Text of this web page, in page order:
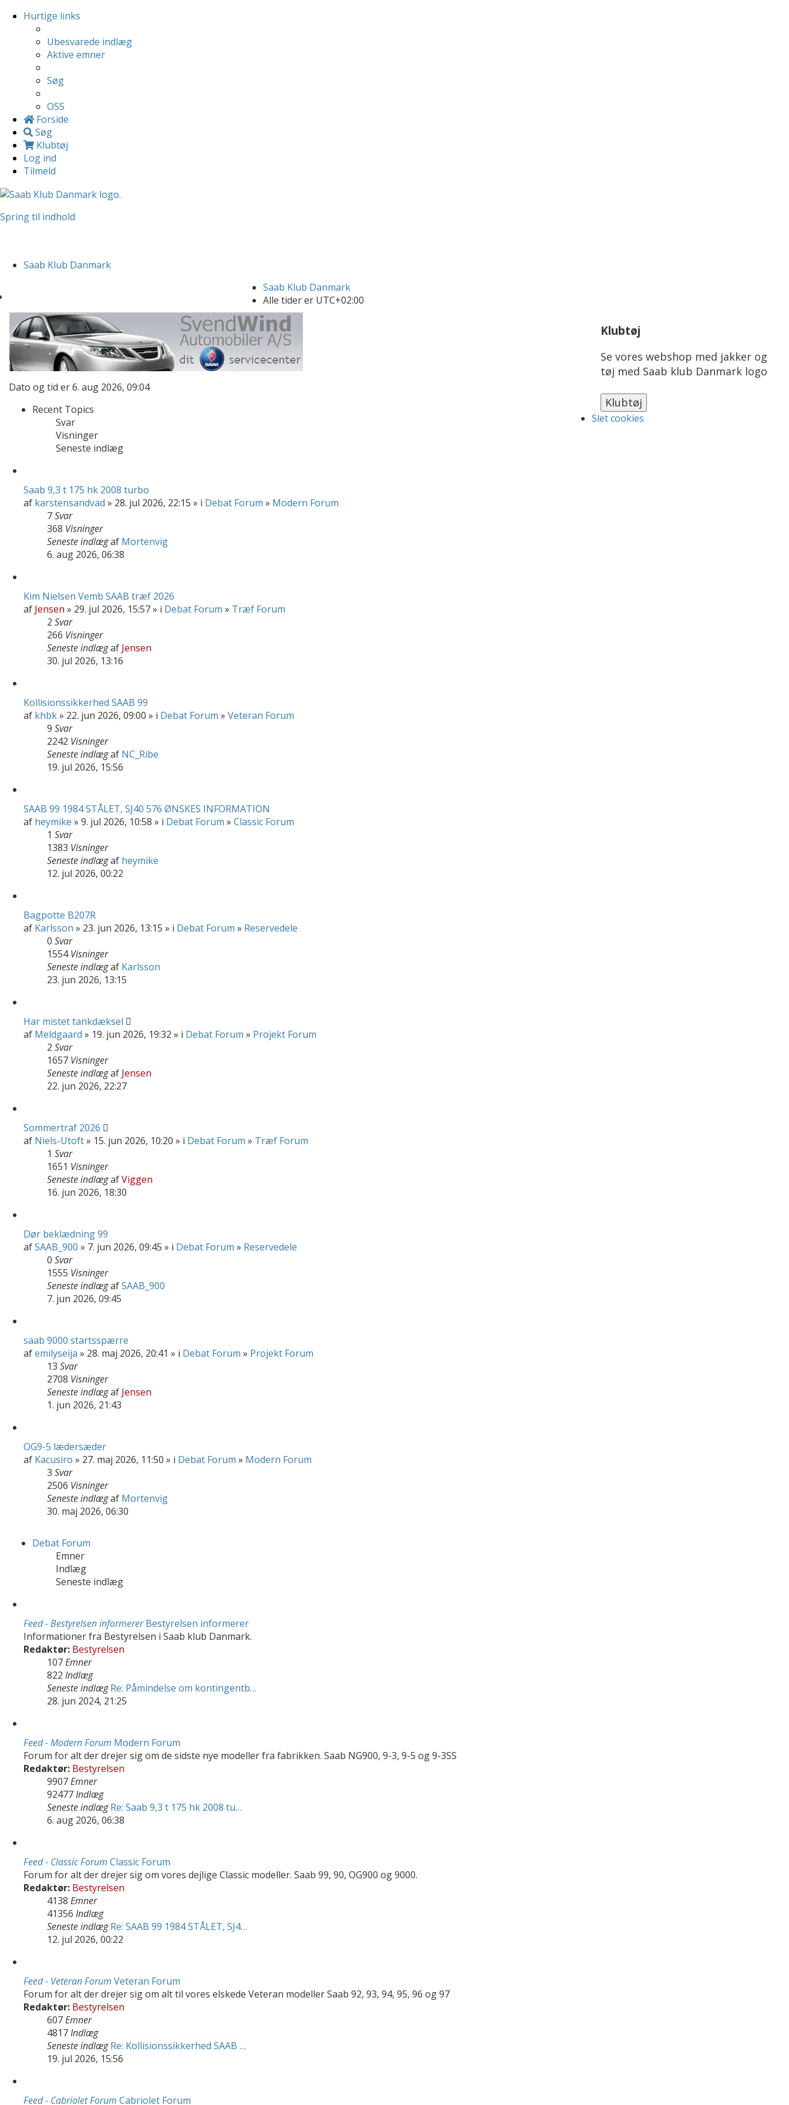
Hurtige links
Ubesvarede indlæg
Aktive emner
Søg
OSS
Forside
Søg
Klubtøj
Log ind
Tilmeld
Spring til indhold
Saab Klub Danmark
Dato og tid er 6. aug 2026, 09:04
Recent Topics
Svar
Visninger
Seneste indlæg
Saab 9,3 t 175 hk 2008 turbo
af karstensandvad » 28. jul 2026, 22:15 » i Debat Forum » Modern Forum
7Svar
368 Visninger
Seneste indlægaf Mortenvig
6. aug 2026, 06:38
Kim Nielsen Vemb SAAB træf 2026
af Jensen » 29. jul 2026, 15:57 » i Debat Forum » Træf Forum
2 Svar
266 Visninger
Seneste indlægaf Jensen
30. jul 2026, 13:16
Kollisionssikkerhed SAAB 99
af khbk» 22. jun 2026, 09:00 » i Debat Forum » Veteran Forum
9 Svar
2242 Visninger
Seneste indlægaf NC_Ribe
19. jul 2026, 15:56
SAAB 99 1984 STÅLET, SJ40 576 ØNSKES INFORMATION
af heymike » 9. jul 2026, 10:58 » i Debat Forum » Classic Forum
1 Svar
1383 Visninger
Seneste indlægaf heymike
12. jul 2026, 00:22
Bagpotte B207R
af Karlsson » 23. jun 2026, 13:15 » i Debat Forum » Reservedele
0 Svar
1554Visninger
Seneste indlægaf Karlsson
23. jun 2026, 13:15
Har mistet tankdæksel
af Meldgaard » 19. jun 2026, 19:32 » i Debat Forum » Projekt Forum
2 Svar
1657 Visninger
Seneste indlægaf Jensen
22. jun 2026, 22:27
Sommertraf 2026
af Niels-Utoft» 15. jun 2026, 10:20 » i Debat Forum » Træf Forum
1 Svar
1651 Visninger
Seneste indlægafViggen
16. jun 2026, 18:30
Dør beklædning 99
afSAAB_900 » 7. jun 2026, 09:45 » i Debat Forum » Reservedele
0 Svar
1555 Visninger
Seneste indlægafSAAB_900
7. jun 2026, 09:45
saab 9000 startsspærre
afemilyseija » 28. maj 2026, 20:41 » i Debat Forum » Projekt Forum
13 Svar
2708 Visninger
Seneste indlægaf Jensen
1. jun 2026, 21:43
OG9-5 lædersæder
af Kacusiro » 27. maj 2026, 11:50 » i Debat Forum » Modern Forum
3 Svar
2506 Visninger
Seneste indlægaf Mortenvig
30. maj 2026, 06:30
Debat Forum
Emner
Indlæg
Seneste indlæg
Feed - Bestyrelsen informerer Bestyrelsen informerer
Informationer fra Bestyrelsen i Saab klub Danmark.
Redaktør: Bestyrelsen
107Emner
822 Indlæg
Seneste indlæg Re: Påmindelse om kontingentb…
28. jun 2024, 21:25
Feed - Modern Forum Modern Forum
Forum for alt der drejer sig om de sidste nye modeller fra fabrikken. Saab NG900, 9-3, 9-5 og 9-3SS
Redaktør: Bestyrelsen
9907Emner
92477Indlæg
Seneste indlæg Re: Saab 9,3 t 175 hk 2008 tu…
6. aug 2026, 06:38
Feed - Classic Forum Classic Forum
Forum for alt der drejer sig om vores dejlige Classic modeller. Saab 99, 90, OG900 og 9000.
Redaktør: Bestyrelsen
4138 Emner
41356 Indlæg
Seneste indlæg Re: SAAB 99 1984 STÅLET, SJ4…
12. jul 2026, 00:22
Feed - Veteran Forum Veteran Forum
Forum for alt der drejer sig om alt til vores elskede Veteran modeller Saab 92, 93, 94, 95, 96 og 97
Redaktør: Bestyrelsen
607Emner
4817Indlæg
Seneste indlæg Re: Kollisionssikkerhed SAAB …
19. jul 2026, 15:56
Feed - Cabriolet Forum Cabriolet Forum
Klubtøj
Se vores webshop med jakker og
tøj med Saab klub Danmark logo
Saab Klub Danmark
Alle tider er UTC+02:00
Slet cookies